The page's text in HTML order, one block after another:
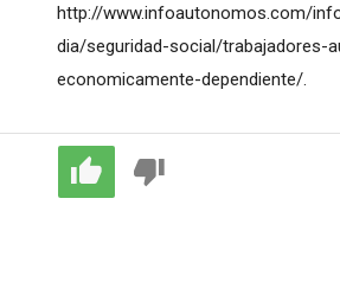
http://www.infoautonomos.com/
dia/seguridad-social/trabajadores-
economicamente-dependiente/.